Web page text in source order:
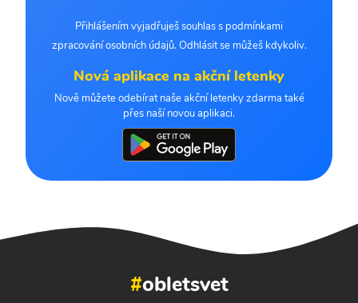
Přihlášením vyjadřuješ souhlas s podmínkami
zpracování osobních údajů. Odhlásit se můžeš kdykoliv.
Nová aplikace na akční letenky
Nově můžete odebírat naše akční letenky zdarma také
přes naší novou aplikaci.
#obletsvet